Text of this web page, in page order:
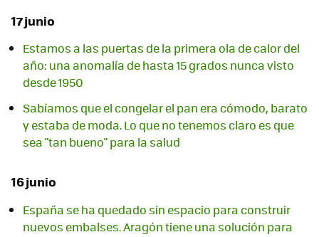
17 junio
Estamos a las puertas de la primera ola de calor del
año: una anomalía de hasta 15 grados nunca visto
desde 1950
Sabíamos que el congelar el pan era cómodo, barato
y estaba de moda. Lo que no tenemos claro es que
sea "tan bueno" para la salud
16 junio
España se ha quedado sin espacio para construir
nuevos embalses. Aragón tiene una solución para